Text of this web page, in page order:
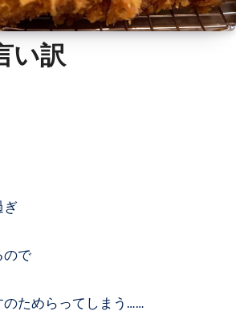
い訳
ぎ
ので
のためらってしまう……